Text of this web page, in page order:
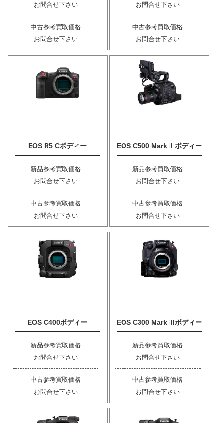
お問合せ下さい
中古参考買取価格
お問合せ下さい
お問合せ下さい
中古参考買取価格
お問合せ下さい
EOS R5 Cボディー
新品参考買取価格
お問合せ下さい
中古参考買取価格
お問合せ下さい
EOS C500 Mark II ボディー
新品参考買取価格
お問合せ下さい
中古参考買取価格
お問合せ下さい
EOS C400ボディー
新品参考買取価格
お問合せ下さい
中古参考買取価格
お問合せ下さい
EOS C300 Mark IIIボディー
新品参考買取価格
お問合せ下さい
中古参考買取価格
お問合せ下さい